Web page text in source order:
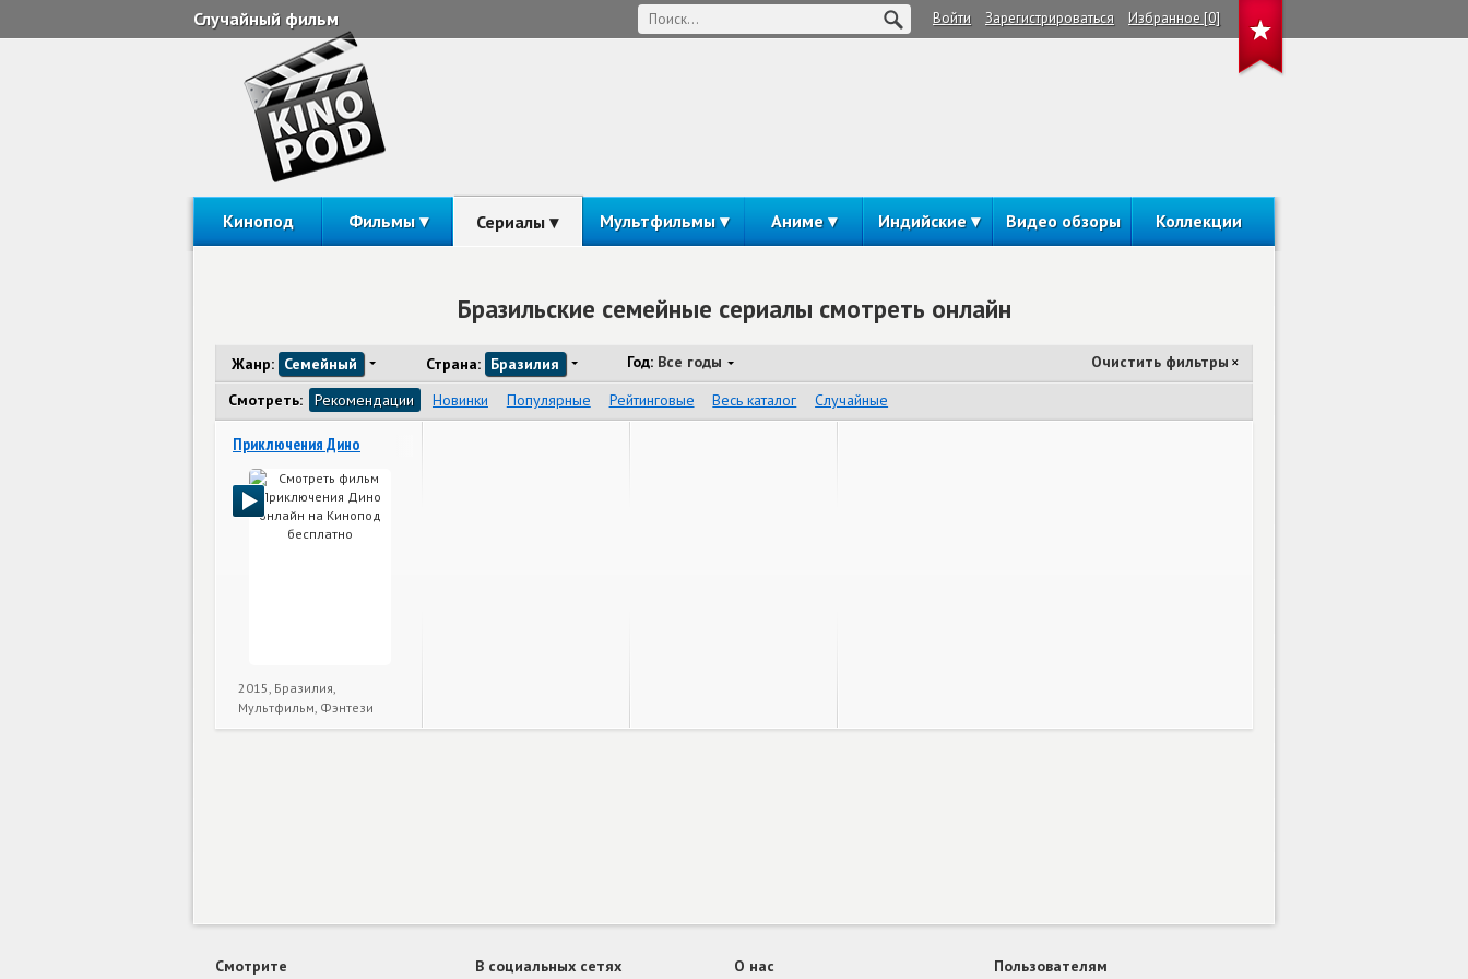
Случайный фильм Войти Зарегистрироваться Избранное [0]
Кинопод Фильмы Сериалы Мультфильмы Аниме Индийские Видео обзоры Коллекции
Бразильские семейные сериалы смотреть онлайн
Жанр: Семейный Страна: Бразилия Год: Все годы Очистить фильтры ×
Смотреть: Рекомендации Новинки Популярные Рейтинговые Весь каталог Случайные
Приключения Дино
2015, Бразилия,
Мультфильм, Фэнтези
Смотрите В социальных сетях О нас Пользователям